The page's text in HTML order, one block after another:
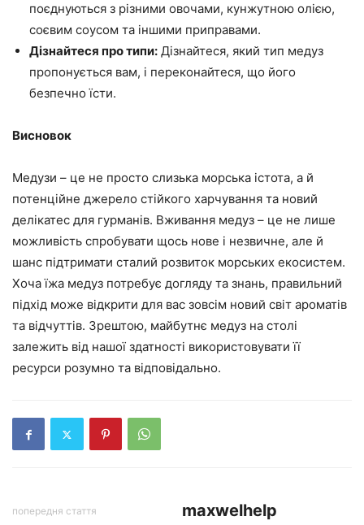
поєднуються з різними овочами, кунжутною олією,
соєвим соусом та іншими приправами.
Дізнайтеся про типи: Дізнайтеся, який тип медуз
пропонується вам, і переконайтеся, що його
безпечно їсти.
Висновок
Медузи – це не просто слизька морська істота, а й
потенційне джерело стійкого харчування та новий
делікатес для гурманів. Вживання медуз – це не лише
можливість спробувати щось нове і незвичне, але й
шанс підтримати сталий розвиток морських екосистем.
Хоча їжа медуз потребує догляду та знань, правильний
підхід може відкрити для вас зовсім новий світ ароматів
та відчуттів. Зрештою, майбутнє медуз на столі
залежить від нашої здатності використовувати її
ресурси розумно та відповідально.
попередня стаття maxwelhelp